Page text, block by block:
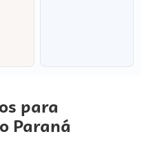
para
Paraná